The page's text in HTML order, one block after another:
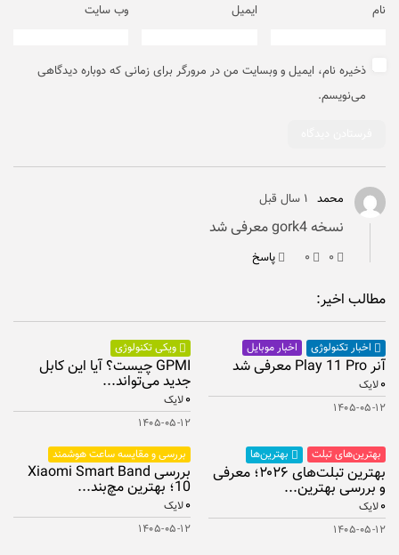
نام ایمیل وب‌ سایت
ذخیره نام، ایمیل و وبسایت من در مرورگر برای زمانی که دوباره دیدگاهی
می‌نویسم.
محمد ۱ سال قبل
نسخه gork4 معرفی شد
۰ ۰ پاسخ
مطالب اخیر:
اخبار تکنولوژی اخبار موبایل
آنر Play 11 Pro معرفی شد
۰لایک
۱۴۰۵-۰۵-۱۲
ویکی تکنولوژی
GPMI چیست؟ آیا این کابل
جدید می‌تواند...
۰لایک
۱۴۰۵-۰۵-۱۲
بهترین‌های تبلت
بهترین‌ها
بهترین تبلت‌های ۲۰۲۶؛ معرفی
و بررسی بهترین...
۰لایک
۱۴۰۵-۰۵-۱۲
بررسی و مقایسه ساعت هوشمند
بررسی Xiaomi Smart Band
10؛ بهترین مچ‌بند...
۰لایک
۱۴۰۵-۰۵-۱۲